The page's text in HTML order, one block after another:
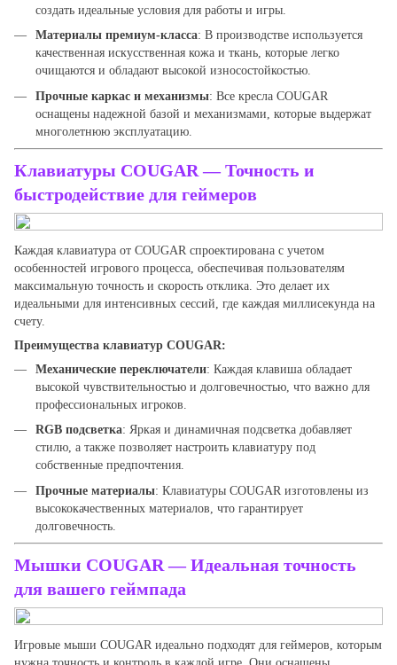
создать идеальные условия для работы и игры.
Материалы премиум-класса: В производстве используется
качественная искусственная кожа и ткань, которые легко
очищаются и обладают высокой износостойкостью.
Прочные каркас и механизмы: Все кресла COUGAR
оснащены надежной базой и механизмами, которые выдержат
многолетнюю эксплуатацию.
Клавиатуры COUGAR — Точность и
быстродействие для геймеров
Каждая клавиатура от COUGAR спроектирована с учетом
особенностей игрового процесса, обеспечивая пользователям
максимальную точность и скорость отклика. Это делает их
идеальными для интенсивных сессий, где каждая миллисекунда на
счету.
Преимущества клавиатур COUGAR:
Механические переключатели: Каждая клавиша обладает
высокой чувствительностью и долговечностью, что важно для
профессиональных игроков.
RGB подсветка: Яркая и динамичная подсветка добавляет
стилю, а также позволяет настроить клавиатуру под
собственные предпочтения.
Прочные материалы: Клавиатуры COUGAR изготовлены из
высококачественных материалов, что гарантирует
долговечность.
Мышки COUGAR— Идеальная точность
для вашего геймпада
Игровые мыши COUGAR идеально подходят для геймеров, которым